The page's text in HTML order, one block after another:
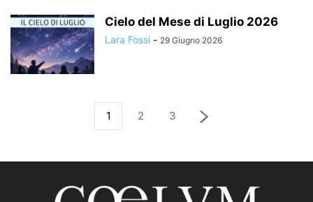
Cielo del Mese di Luglio 2026
Lara Fossi - 29 Giugno 2026
1 2 3